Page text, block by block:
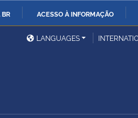
ACESSO À INFORMAÇÃO
Ministério das Relações
ExterioresLANGUAGES